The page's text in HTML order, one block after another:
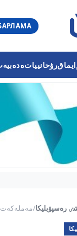
ايماقرۋحانييات
رەسپۋبليكا/مەملەكەت